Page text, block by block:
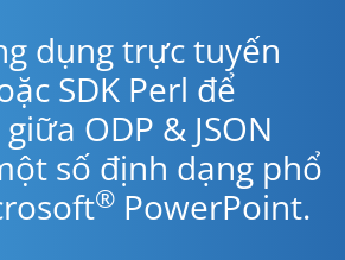
dụng trực tuyến
SDK Perl để
ODP & JSON
số định dạng phổ
® PowerPoint.